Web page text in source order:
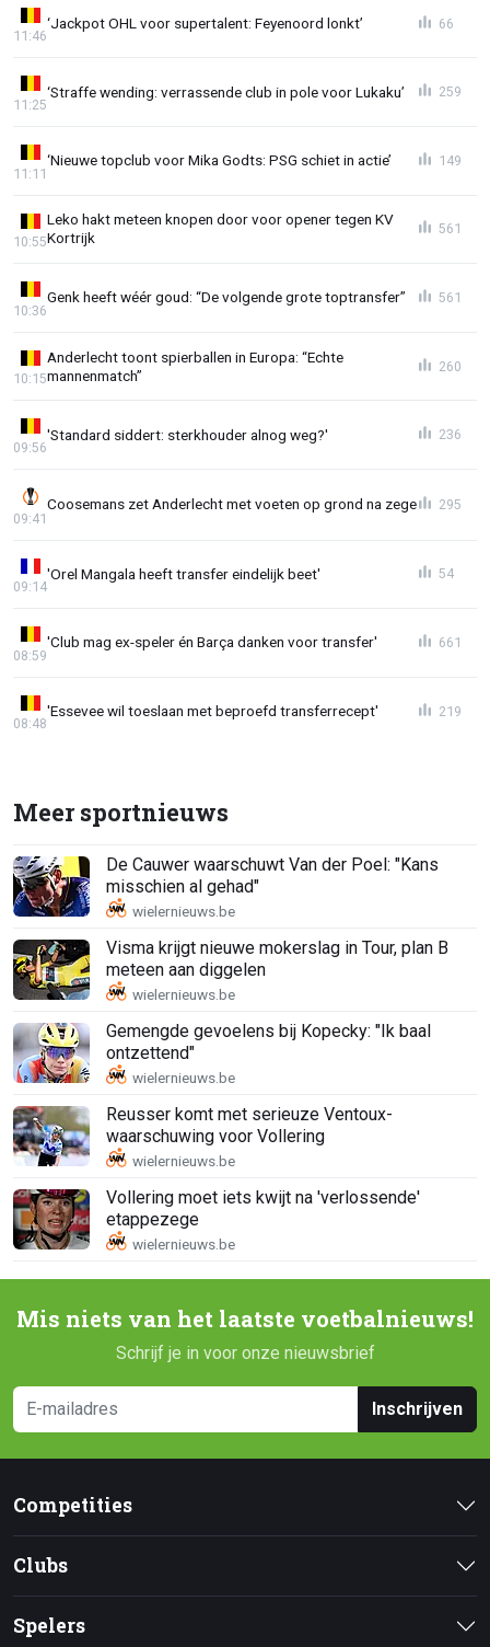
‘Jackpot OHL voor supertalent: Feyenoord lonkt’
11:46
66
‘Straffe wending: verrassende club in pole voor Lukaku’
11:25
259
‘Nieuwe topclub voor Mika Godts: PSG schiet in actie’
11:11
149
Leko hakt meteen knopen door voor opener tegen KV
Kortrijk
10:55
561
Genk heeft wéér goud: “De volgende grote toptransfer”
10:36
561
Anderlecht toont spierballen in Europa: “Echte
mannenmatch”
10:15
260
'Standard siddert: sterkhouder alnog weg?'
09:56
236
Coosemans zet Anderlecht met voeten op grond na zege
09:41
295
'Orel Mangala heeft transfer eindelijk beet'
09:14
54
'Club mag ex-speler én Barça danken voor transfer'
08:59
661
'Essevee wil toeslaan met beproefd transferrecept'
08:48
219
Meer sportnieuws
De Cauwer waarschuwt Van der Poel: "Kans
misschien al gehad"
Visma krijgt nieuwe mokerslag in Tour, plan B
meteen aan diggelen
Gemengde gevoelens bij Kopecky: "Ik baal
ontzettend"
Reusser komt met serieuze Ventoux-
waarschuwing voor Vollering
Vollering moet iets kwijt na 'verlossende'
etappezege
Mis niets van het laatste voetbalnieuws!
Schrijf je in voor onze nieuwsbrief
Inschrijven
Competities
Clubs
Spelers